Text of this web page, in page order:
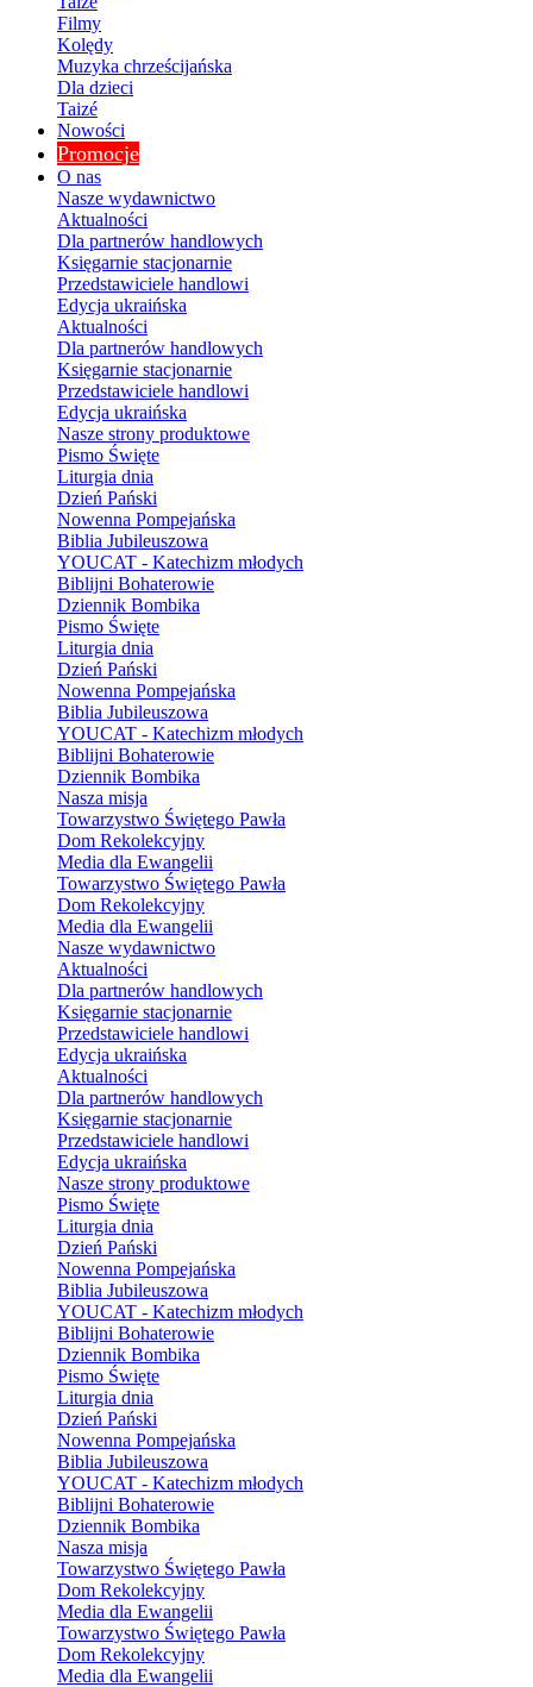
Filmy
Kolędy
Muzyka chrześcijańska
Dla dzieci
Taizé
Nowości
Promocje
O nas
Nasze wydawnictwo
Aktualności
Dla partnerów handlowych
Księgarnie stacjonarnie
Przedstawiciele handlowi
Edycja ukraińska
Aktualności
Dla partnerów handlowych
Księgarnie stacjonarnie
Przedstawiciele handlowi
Edycja ukraińska
Nasze strony produktowe
Pismo Święte
Liturgia dnia
Dzień Pański
Nowenna Pompejańska
Biblia Jubileuszowa
YOUCAT - Katechizm młodych
Biblijni Bohaterowie
Dziennik Bombika
Pismo Święte
Liturgia dnia
Dzień Pański
Nowenna Pompejańska
Biblia Jubileuszowa
YOUCAT - Katechizm młodych
Biblijni Bohaterowie
Dziennik Bombika
Nasza misja
Towarzystwo Świętego Pawła
Dom Rekolekcyjny
Media dla Ewangelii
Towarzystwo Świętego Pawła
Dom Rekolekcyjny
Media dla Ewangelii
Nasze wydawnictwo
Aktualności
Dla partnerów handlowych
Księgarnie stacjonarnie
Przedstawiciele handlowi
Edycja ukraińska
Aktualności
Dla partnerów handlowych
Księgarnie stacjonarnie
Przedstawiciele handlowi
Edycja ukraińska
Nasze strony produktowe
Pismo Święte
Liturgia dnia
Dzień Pański
Nowenna Pompejańska
Biblia Jubileuszowa
YOUCAT - Katechizm młodych
Biblijni Bohaterowie
Dziennik Bombika
Pismo Święte
Liturgia dnia
Dzień Pański
Nowenna Pompejańska
Biblia Jubileuszowa
YOUCAT - Katechizm młodych
Biblijni Bohaterowie
Dziennik Bombika
Nasza misja
Towarzystwo Świętego Pawła
Dom Rekolekcyjny
Media dla Ewangelii
Towarzystwo Świętego Pawła
Dom Rekolekcyjny
Media dla Ewangelii